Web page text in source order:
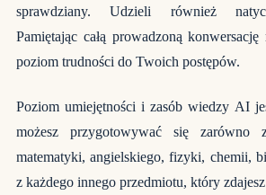
sprawdziany. Udzieli również
Pamiętając całą prowadzoną
poziom trudności do Twoich postępów.
Poziom umiejętności i zasób wiedzy AI
możesz przygotowywać się zarówno
matematyki, angielskiego, fizyki, chemii,
z każdego innego przedmiotu, który